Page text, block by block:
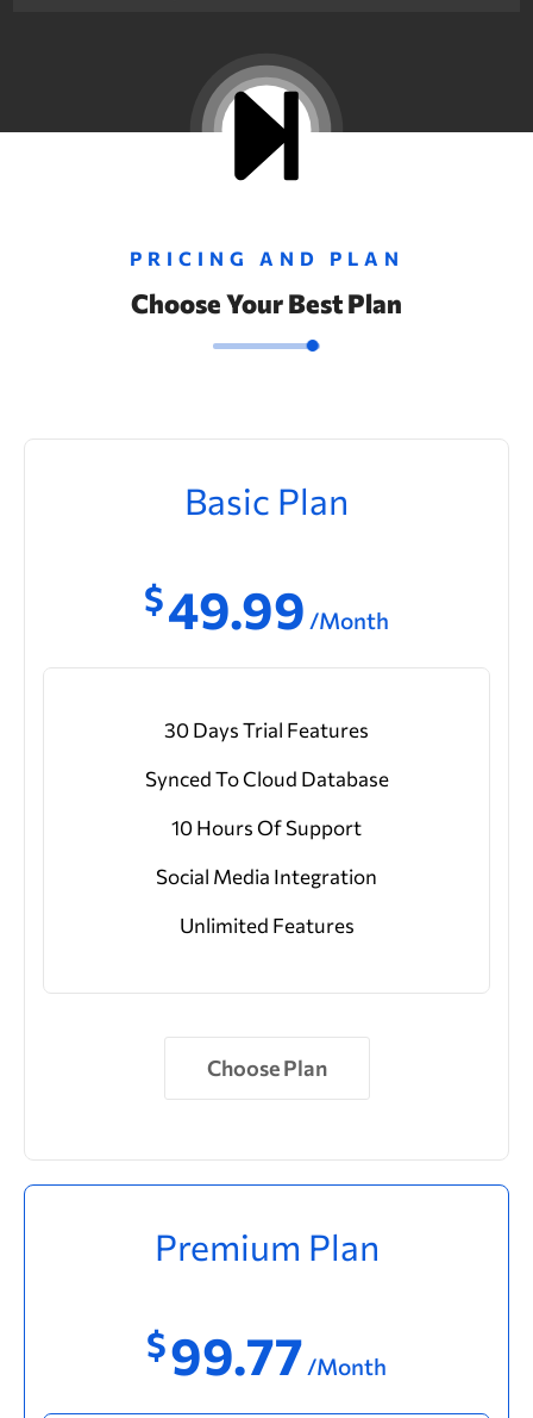
PRICING AND PLAN
Choose Your Best Plan
Basic Plan
$49.99 /Month
30 Days Trial Features
Synced To Cloud Database
10 Hours Of Support
Social Media Integration
Unlimited Features
Choose Plan
Premium Plan
$99.77 /Month